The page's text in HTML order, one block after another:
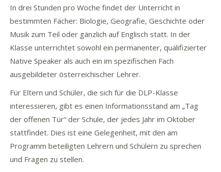
In drei Stunden pro Woche findet der Unterricht in
bestimmten Fächer: Biologie, Geografie, Geschichte oder
Musik zum Teil oder gänzlich auf Englisch statt. In der
Klasse unterrichtet sowohl ein permanenter, qualifizierter
Native Speaker als auch ein im spezifischen Fach
ausgebildeter österreichischer Lehrer.
Für Eltern und Schüler, die sich für die DLP-Klasse
interessieren, gibt es einen Informationsstand am „Tag
der offenen Tür“ der Schule, der jedes Jahr im Oktober
stattfindet. Dies ist eine Gelegenheit, mit den am
Programm beteiligten Lehrern und Schülern zu sprechen
und Fragen zu stellen.